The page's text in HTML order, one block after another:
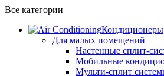
Все категории
Кондиционеры
Для малых помещений
Настенные сплит-
Мобильные
Мульти-сплит